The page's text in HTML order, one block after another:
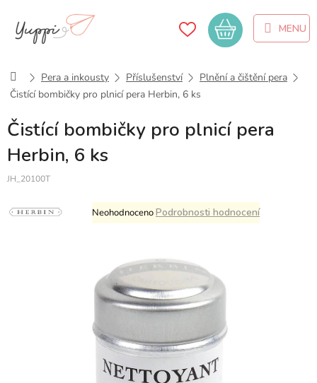
obsah
Nákupní
košík
DomůPera a inkousty Příslušenství
Plnění a čištění pera
Čistící bombičky pro plnicí pera Herbin, 6 ks
Čistící bombičky pro plnicí pera
Herbin, 6 ks
JH_20100T
Průměrné
hodnocení
5
hvězdiček.
NeohodnocenoPodrobnosti hodnocení